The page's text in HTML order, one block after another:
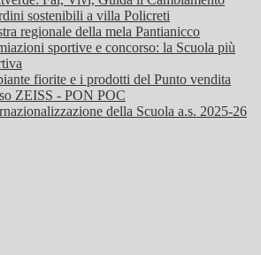
sostenibili a villa Policreti
regionale della mela Pantianicco
sportive e concorso: la Scuola più
fiorite e i prodotti del Punto vendita
ZEISS - PON POC
della Scuola a.s. 2025-26